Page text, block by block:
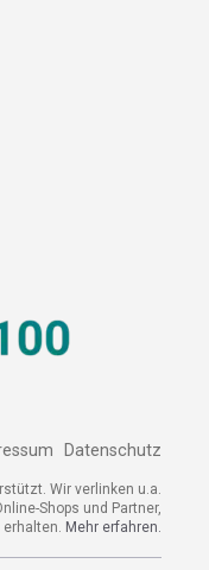
Datenschutz
Wir verlinken